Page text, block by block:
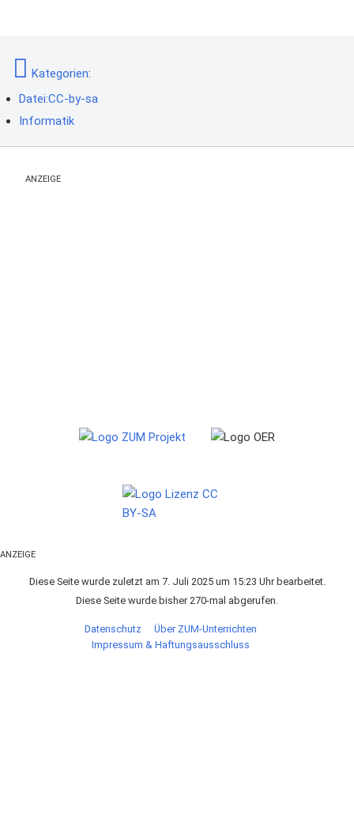
Kategorien:
Datei:CC-by-sa
Informatik
ANZEIGE
ANZEIGE
Diese Seite wurde zuletzt am 7. Juli 2025 um 15:23 Uhr bearbeitet.
Diese Seite wurde bisher 270-mal abgerufen.
Datenschutz
Über ZUM-Unterrichten
Impressum & Haftungsausschluss